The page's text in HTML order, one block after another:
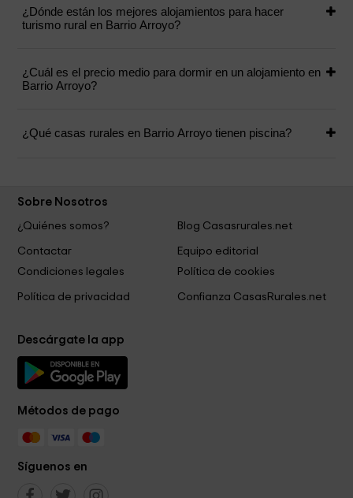
¿Dónde están los mejores alojamientos para hacer
turismo rural en Barrio Arroyo?
¿Cuál es el precio medio para dormir en un alojamiento en
Barrio Arroyo?
¿Qué casas rurales en Barrio Arroyo tienen piscina?
Sobre Nosotros
¿Quiénes somos?
Blog Casasrurales.net
Contactar
Equipo editorial
Condiciones legales
Política de cookies
Política de privacidad Confianza CasasRurales.net
Descárgate la app
Métodos de pago
Síguenos en